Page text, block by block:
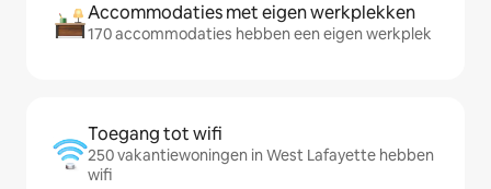
Accommodaties met eigen werkplekken
170 accommodaties hebben een eigen werkplek
Toegang tot wifi
250 vakantiewoningen in West Lafayette hebben
wifi